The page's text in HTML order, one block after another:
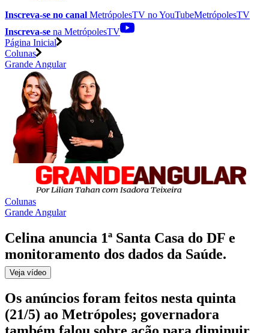
Inscreva-se no canal MetrópolesTV noYouTubeMetrópolesTV
Inscreva-se na MetrópolesTV
Página Inicial
Colunas
Grande Angular
Colunas
Grande Angular
Celina anuncia 1ª Santa Casa do DF e
monitoramento dos dados da Saúde.
Veja vídeo
Os anúncios foram feitos nesta quinta
(21/5) ao Metrópoles; governadora